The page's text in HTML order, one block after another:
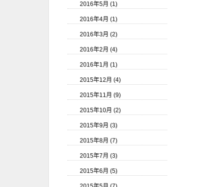
2016年5月 (1)
2016年4月 (1)
2016年3月 (2)
2016年2月 (4)
2016年1月 (1)
2015年12月 (4)
2015年11月 (9)
2015年10月 (2)
2015年9月 (3)
2015年8月 (7)
2015年7月 (3)
2015年6月 (5)